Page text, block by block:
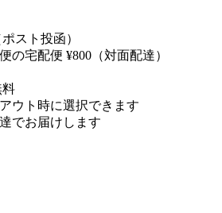
スト投函）
の宅配便 ¥800（対面配達）
料
ウト時に選択できます
でお届けします